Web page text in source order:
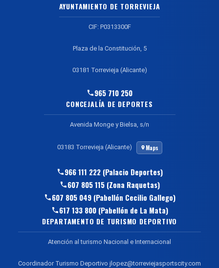
AYUNTAMIENTO DE TORREVIEJA
CIF: P0313300F
Plaza de la Constitución, 5
03181 Torrevieja (Alicante)
965 710 250
CONCEJALÍA DE DEPORTES
Avenida Monge y Bielsa, s/n
03183 Torrevieja (Alicante) Maps
966 111 222 (Palacio Deportes)
607 805 115 (Zona Raquetas)
607 805 049 (Pabellón Cecilio Gallego)
617 133 800 (Pabellón de La Mata)
DEPARTAMENTO DE TURISMO DEPORTIVO
Atención al turismo Nacional e Internacional
Coordinador Turismo Deportivo jlopez@torreviejasportscity.com